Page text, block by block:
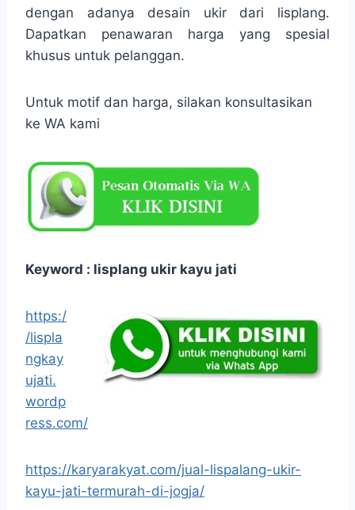
dengan adanya desain ukir dari lisplang.
Dapatkan penawaran harga yang spesial
khusus untuk pelanggan.
Untuk motif dan harga, silakan konsultasikan
ke WA kami
Keyword : lisplang ukir kayu jati
https:/
/lispla
ngkay
ujati.
wordp
ress.com/
https://karyarakyat.com/jual-lispalang-ukir-
kayu-jati-termurah-di-jogja/